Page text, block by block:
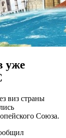
уже
виз страны
Союза.